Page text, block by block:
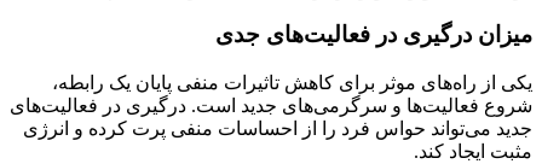
میزان درگیری در فعالیت‌های جدی
یکی از راه‌های موثر برای کاهش تاثیرات منفی پایان یک رابطه،
شروع فعالیت‌ها و سرگرمی‌های جدید است. درگیری در فعالیت‌های
جدید می‌تواند حواس فرد را از احساسات منفی پرت کرده و انرژی
مثبت ایجاد کند.